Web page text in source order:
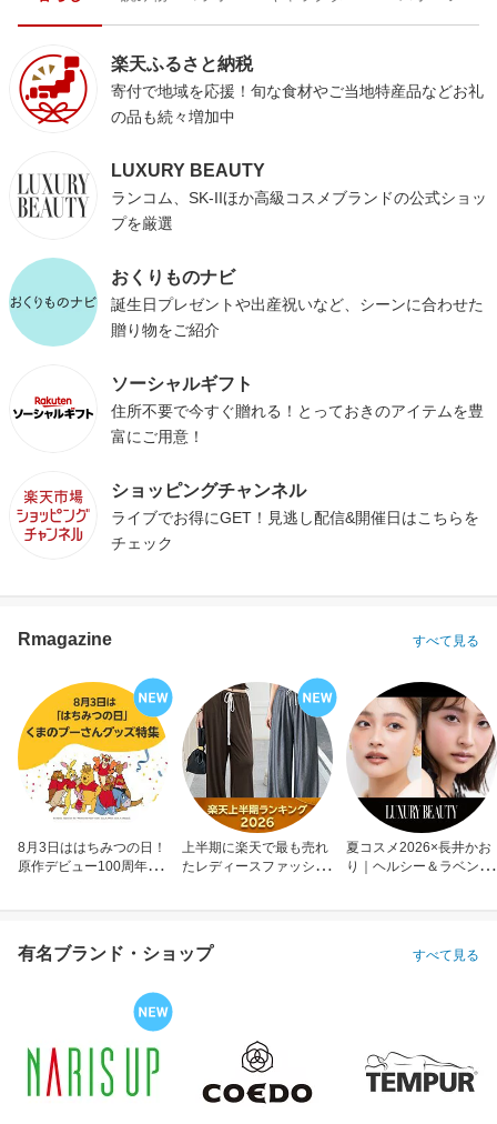
楽天ふるさと納税
寄付で地域を応援！旬な食材やご当地特産品などお礼
の品も続々増加中
LUXURY BEAUTY
ランコム、SK-IIほか高級コスメブランドの公式ショッ
プを厳選
おくりものナビ
誕生日プレゼントや出産祝いなど、シーンに合わせた
贈り物をご紹介
ソーシャルギフト
住所不要で今すぐ贈れる！とっておきのアイテムを豊
富にご用意！
ショッピングチャンネル
ライブでお得にGET！見逃し配信&開催日はこちらを
チェック
Rmagazine すべて見る
8月3日ははちみつの日！
原作デビュー100周年も
上半期に楽天で最も売れ
たレディースファッショ
夏コスメ2026×長井かお
り｜ヘルシー＆ラベンダ
有名ブランド・ショップ すべて見る